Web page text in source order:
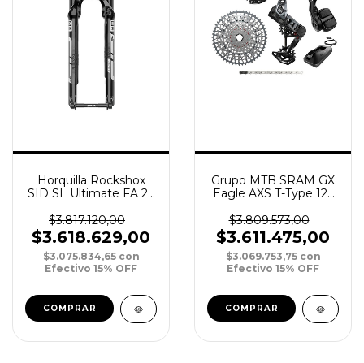
Horquilla Rockshox
SID SL Ultimate FA 29
Tapered 3P Crown N
S/Remote
$3.817.120,00
$3.618.629,00
$3.075.834,65 con
Efectivo 15% OFF
Grupo MTB SRAM GX
Eagle AXS T-Type 12v
32T
$3.809.573,00
$3.611.475,00
$3.069.753,75 con
Efectivo 15% OFF